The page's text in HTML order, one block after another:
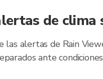
de clima
las alertas de Rain
ante